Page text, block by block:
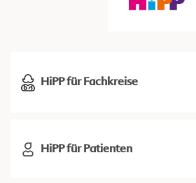
HiPP für Fachkreise
HiPP für Patienten